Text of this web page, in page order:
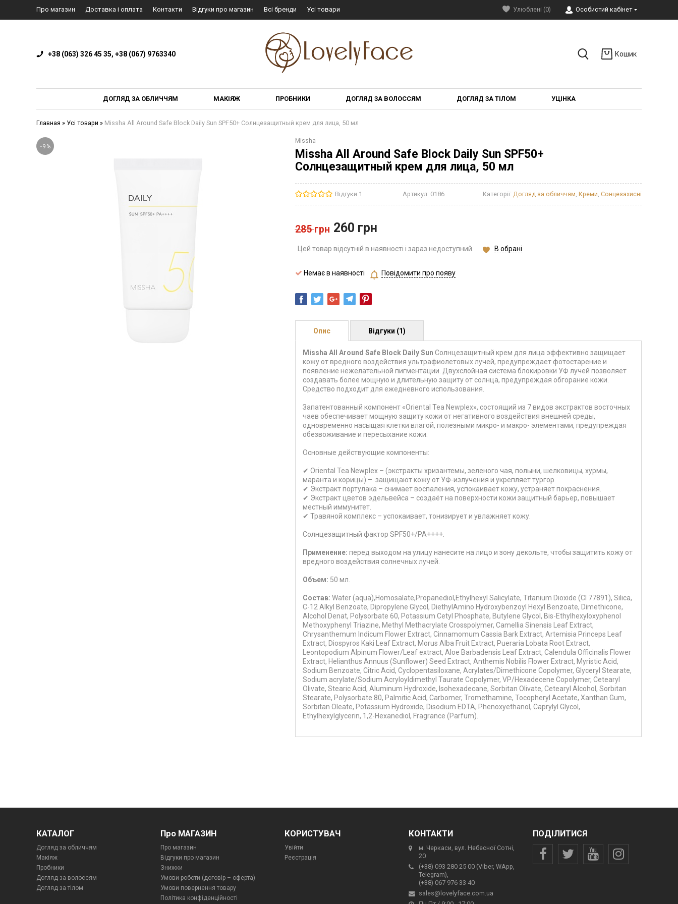
Про магазин Доставка і оплата Контакти Відгуки про магазин Всі бренди Усі товари Улюблені (0) Особистий кабінет
+38 (063) 326 45 35, +38 (067) 9763340 Кошик
ДОГЛЯД ЗА ОБЛИЧЧЯМ МАКІЯЖ ПРОБНИКИ ДОГЛЯД ЗА ВОЛОССЯМ ДОГЛЯД ЗА ТІЛОМ УЦІНКА
Главная » Усі товари » Missha All Around Safe Block Daily Sun SPF50+ Солнцезащитный крем для лица, 50 мл
-9 %
Missha
Missha All Around Safe Block Daily Sun SPF50+
Солнцезащитный крем для лица, 50 мл
Відгуки 1 Артикул: 0186 Категорії: Догляд за обличчям Креми Сонцезахисні
285грн 260 грн
Цей товар відсутній в наявності і зараз недоступний. В обрані
Немає в наявності Повідомити про появу
Опис
Missha All Around Safe Block Daily Sun Солнцезащитный крем для лица эффективно защищает
кожу от вредного воздействия ультрафиолетовых лучей, предупреждает фотостарение и
появление нежелательной пигментации. Двухслойная система блокировки УФ лучей позволяет
создавать более мощную и длительную защиту от солнца, предупреждая обгорание кожи.
Средство подходит для ежедневного использования.
Запатентованный компонент «Oriental Tea Newplex», состоящий из 7 видов экстрактов восточных
чаев обеспечивает мощную защиту кожи от негативного воздействия внешней среды,
одновременно насыщая клетки влагой, полезными микро- и макро- элементами, предупреждая
обезвоживание и пересыхание кожи.
Основные действующие компоненты:
✔ Oriental Tea Newplex – (экстракты хризантемы, зеленого чая, полыни, шелковицы, хурмы,
маранта и корицы) – защищают кожу от УФ-излучения и укрепляет тургор.
✔ Экстракт портулака – снимает воспаления, успокаивает кожу, устраняет покраснения.
✔ Экстракт цветов эдельвейса – создаёт на поверхности кожи защитный барьер, повышает
местный иммунитет.
✔ Травяной комплекс – успокаивает, тонизирует и увлажняет кожу.
Солнцезащитный фактор SPF50+/PA++++.
Применение: перед выходом на улицу нанесите на лицо и зону декольте, чтобы защитить кожу от
вредного воздействия солнечных лучей.
Объем: 50 мл.
Состав: Water (aqua),Homosalate,Propanediol,Ethylhexyl Salicylate, Titanium Dioxide (CI 77891), Silica,
C-12 Alkyl Benzoate, Dipropylene Glycol, DiethylAmino Hydroxybenzoyl Hexyl Benzoate, Dimethicone,
Alcohol Denat, Polysorbate 60, Potassium Cetyl Phosphate, Butylene Glycol, Bis-Ethylhexyloxyphenol
Methoxyphenyl Triazine, Methyl Methacrylate Crosspolymer, Camellia Sinensis Leaf Extract,
Chrysanthemum Indicum Flower Extract, Cinnamomum Cassia Bark Extract, Artemisia Princeps Leaf
Extract, Diospyros Kaki Leaf Extract, Morus Alba Fruit Extract, Pueraria Lobata Root Extract,
Leontopodium Alpinum Flower/Leaf extract, Aloe Barbadensis Leaf Extract, Calendula Officinalis Flower
Extract, Helianthus Annuus (Sunflower) Seed Extract, Anthemis Nobilis Flower Extract, Myristic Acid,
Sodium Benzoate, Citric Acid, Cyclopentasiloxane, Acrylates/Dimethicone Copolymer, Glyceryl Stearate,
Sodium acrylate/Sodium Acryloyldimethyl Taurate Copolymer, VP/Hexadecene Copolymer, Cetearyl
Olivate, Stearic Acid, Aluminum Hydroxide, Isohexadecane, Sorbitan Olivate, Cetearyl Alcohol, Sorbitan
Stearate, Polysorbate 80, Palmitic Acid, Carbomer, Tromethamine, Tocopheryl Acetate, Xanthan Gum,
Sorbitan Oleate, Potassium Hydroxide, Disodium EDTA, Phenoxyethanol, Caprylyl Glycol,
Ethylhexylglycerin, 1,2-Hexanediol, Fragrance (Parfum).
Відгуки (1)
КАТАЛОГ
Догляд за обличчям
Макіяж
Пробники
Догляд за волоссям
Догляд за тілом
Про МАГАЗИН
Про магазин
Відгуки про магазин
Знижки
Умови роботи (договір – оферта)
Умови повернення товару
Політика конфіденційності
КОРИСТУВАЧ
Увійти
Реєстрація
КОНТАКТИ
м. Черкаси, вул. Небесної Сотні,
20
(+38) 093 280 25 00 (Viber, WApp,
Telegram),
(+38) 067 976 33 40
sales@lovelyface.com.ua
ПОДІЛИТИСЯ